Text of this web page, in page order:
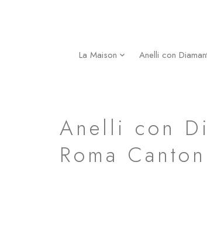
La Maison Anelli con
Anelli con
Roma